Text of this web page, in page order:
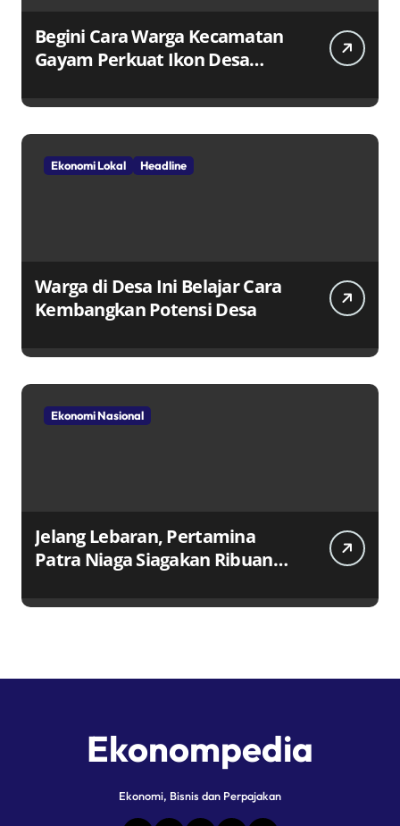
Begini Cara Warga Kecamatan
Gayam Perkuat Ikon Desa
Melalui TPID
Ekonomi Lokal Headline
Warga di Desa Ini Belajar Cara
Kembangkan Potensi Desa
Ekonomi Nasional
Jelang Lebaran, Pertamina
Patra Niaga Siagakan Ribuan
Ekonompedia
Ekonomi, Bisnis dan Perpajakan